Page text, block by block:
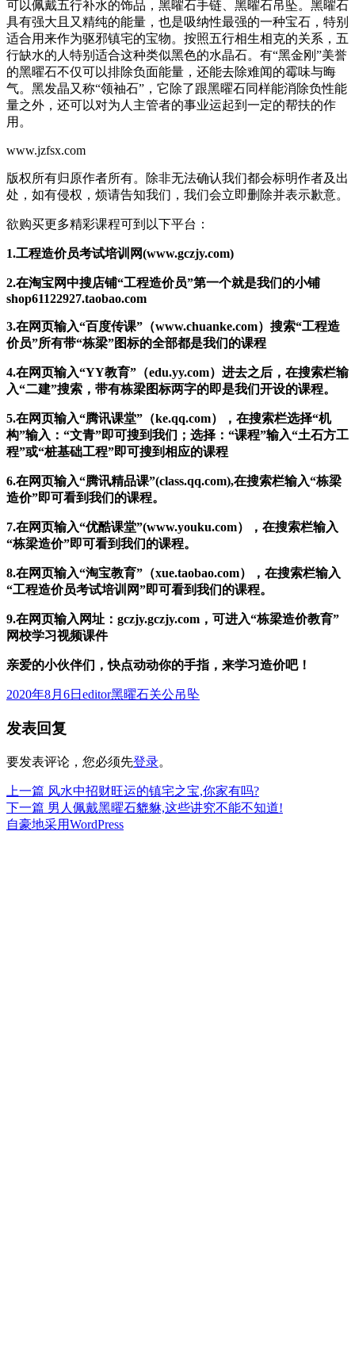
可以佩戴五行补水的饰品，黑曜石手链、黑曜石吊坠。黑曜石
具有强大且又精纯的能量，也是吸纳性最强的一种宝石，特别
适合用来作为驱邪镇宅的宝物。按照五行相生相克的关系，五
行缺水的人特别适合这种类似黑色的水晶石。有“黑金刚”美誉
的黑曜石不仅可以排除负面能量，还能去除难闻的霉味与晦
气。黑发晶又称“领袖石”，它除了跟黑曜石同样能消除负性能
量之外，还可以对为人主管者的事业运起到一定的帮扶的作
用。
www.jzfsx.com
版权所有归原作者所有。除非无法确认我们都会标明作者及出
处，如有侵权，烦请告知我们，我们会立即删除并表示歉意。
欲购买更多精彩课程可到以下平台：
1.工程造价员考试培训网(www.gczjy.com)
2.在淘宝网中搜店铺“工程造价员”第一个就是我们的小铺
shop61122927.taobao.com
3.在网页输入“百度传课”（www.chuanke.com）搜索“工程造
价员”所有带“栋梁”图标的全部都是我们的课程
4.在网页输入“YY教育”（edu.yy.com）进去之后，在搜索栏输
入“二建”搜索，带有栋梁图标两字的即是我们开设的课程。
5.在网页输入“腾讯课堂”（ke.qq.com），在搜索栏选择“机
构”输入：“文青”即可搜到我们；选择：“课程”输入“土石方工
程”或“桩基础工程”即可搜到相应的课程
6.在网页输入“腾讯精品课”(class.qq.com),在搜索栏输入“栋梁
造价”即可看到我们的课程。
7.在网页输入“优酷课堂”(www.youku.com），在搜索栏输入
“栋梁造价”即可看到我们的课程。
8.在网页输入“淘宝教育”（xue.taobao.com），在搜索栏输入
“工程造价员考试培训网”即可看到我们的课程。
9.在网页输入网址：gczjy.gczjy.com，可进入“栋梁造价教育”
网校学习视频课件
亲爱的小伙伴们，快点动动你的手指，来学习造价吧！
发
于
2020年8月6日 作
editor分
黑曜石关公吊坠
发表回复
要发表评论，您必须先登录。
文
章
上一篇 上
篇
文
风水中招财旺运的镇宅之宝,你家有吗?
下一篇 下
篇
男人佩戴黑曜石貔貅,这些讲究不能不知道!
自豪地采用WordPress